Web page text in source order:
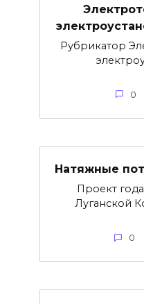
Рубрикатор
0
Натяжные
Проект
Луганской
0